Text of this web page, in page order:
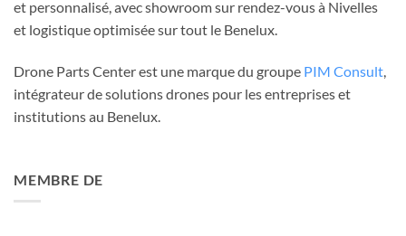
et personnalisé, avec showroom sur rendez-vous à Nivelles
et logistique optimisée sur tout le Benelux.
Drone Parts Center est une marque du groupe PIM Consult,
intégrateur de solutions drones pour les entreprises et
institutions au Benelux.
MEMBRE DE